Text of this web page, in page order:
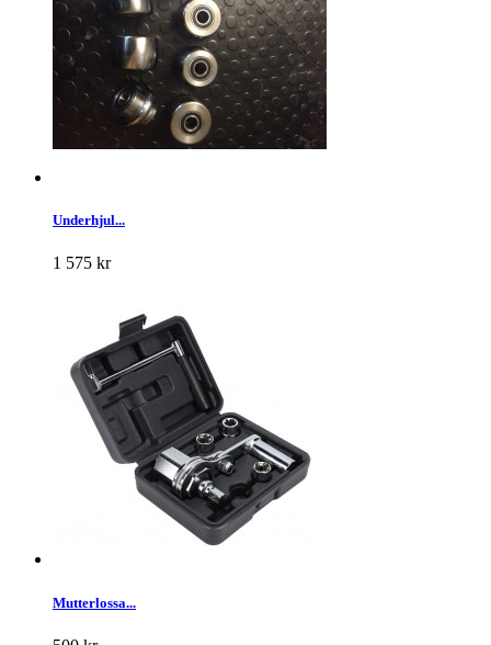
Underhjul...
1 575 kr
Mutterlossa...